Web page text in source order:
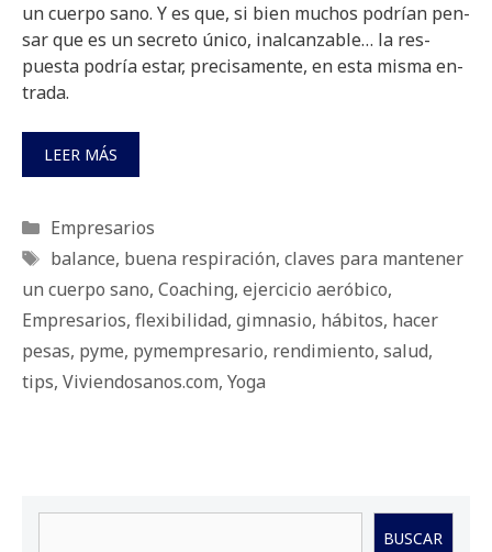
un cuer­po sano. Y es que, si bien mu­chos po­drían pen­
sar que es un se­cre­to único, inal­can­za­ble… la res­
pues­ta po­dría estar, pre­ci­sa­men­te, en esta misma en­
tra­da.
LEER MÁS
Categorías
Empresarios
Etiquetas
balance, buena res­pi­ra­ción, claves para mantener
un cuerpo sano, Coaching, ejer­ci­cio ae­ró­bi­co,
Empresarios, fle­xi­bi­li­dad, gim­na­sio, há­bi­tos, hacer
pesas, pyme, pymempresario, rendimiento, salud,
tips, Viviendosanos.com, Yoga
BUSCAR